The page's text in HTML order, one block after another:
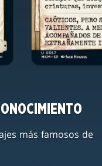
más famosos de